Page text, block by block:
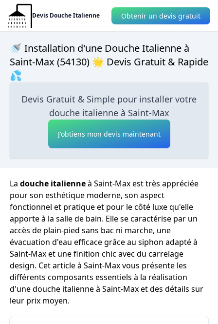
Devis Douche Italienne Obtenir un devis gratuit
🚿 Installation d'une Douche Italienne à
Saint-Max (54130) 🌟 Devis Gratuit & Rapide
💦
Devis Gratuit & Simple pour installer votre
douche italienne à Saint-Max
J'obtiens mon devis maintenant
La douche italienneà Saint-Max est très appréciée
pour son esthétique moderne, son aspect
fonctionnel et pratique et pour le côté luxe qu'elle
apporte à la salle de bain. Elle se caractérise par un
accès de plain-pied sans bac ni marche, une
évacuation d'eau efficace grâce au siphon adapté à
Saint-Max et une finition chic avec du carrelage
design. Cet article à Saint-Max vous présente les
différents composants essentiels à la réalisation
d'une douche italienne à Saint-Max et des détails sur
leur prix moyen.